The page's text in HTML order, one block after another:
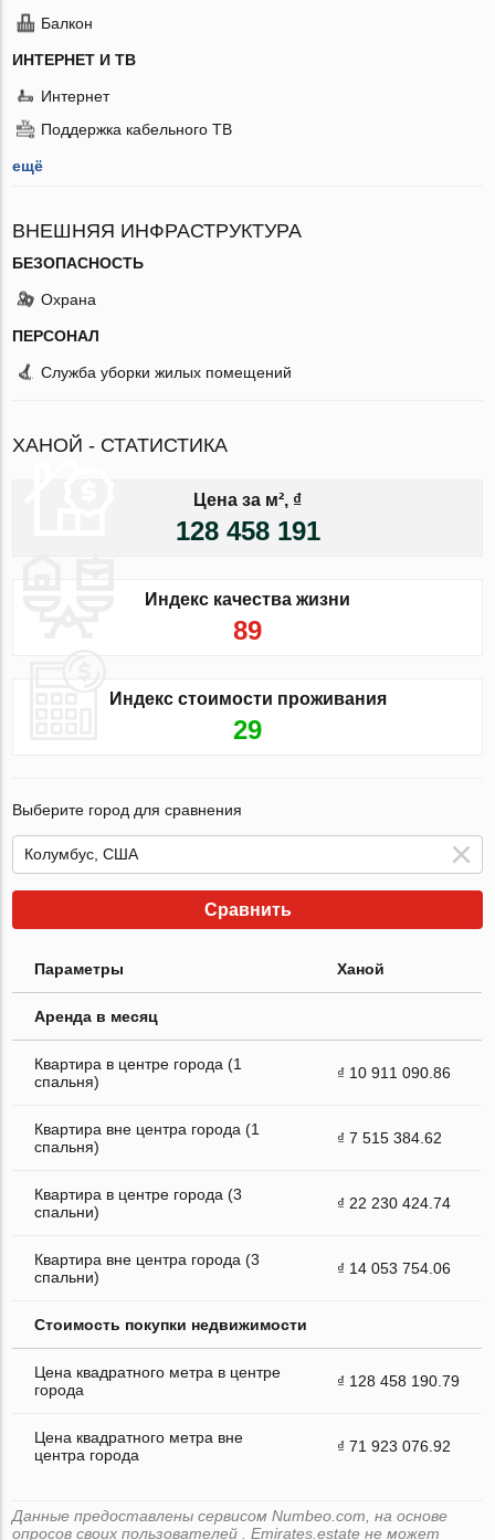
Балкон
ИНТЕРНЕТ И ТВ
Интернет
Поддержка кабельного ТВ
ещё
ВНЕШНЯЯ ИНФРАСТРУКТУРА
БЕЗОПАСНОСТЬ
Охрана
ПЕРСОНАЛ
Служба уборки жилых помещений
ХАНОЙ - СТАТИСТИКА
Цена за м², ₫
128 458 191
Индекс качества жизни
89
Индекс стоимости проживания
29
Выберите город для сравнения
Сравнить
Параметры Ханой
Аренда в месяц
Квартира в центре города (1
спальня)
₫ 10 911 090.86
Квартира вне центра города (1
спальня)
₫ 7 515 384.62
Квартира в центре города (3
спальни)
₫ 22 230 424.74
Квартира вне центра города (3
спальни)
₫ 14 053 754.06
Стоимость покупки недвижимости
Цена квадратного метра в центре
города
₫ 128 458 190.79
Цена квадратного метра вне
центра города
₫ 71 923 076.92
Данные предоставлены сервисом Numbeo.com, на основе
опросов своих пользователей . Emirates.estate не может